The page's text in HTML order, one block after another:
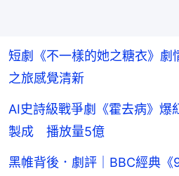
短劇《不一樣的她之糖衣》
之旅感覺清新
AI史詩級戰爭劇《霍去病》
製成 播放量5億
黑帷背後．劇評｜BBC經典